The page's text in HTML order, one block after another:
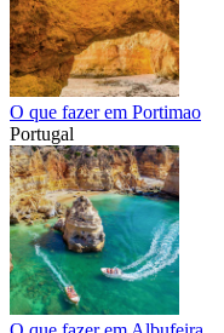
O que fazer em Portimao
Portugal